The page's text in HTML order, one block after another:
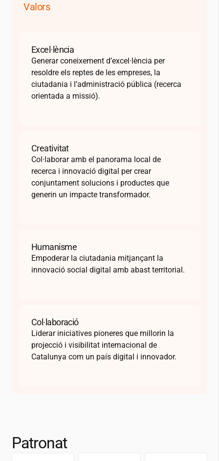
Valors
Excel·lència
Generar coneixement d’excel·lència per
resoldre els reptes de les empreses, la
ciutadania i l’administració pública (recerca
orientada a missió).
Creativitat
Col·laborar amb el panorama local de
recerca i innovació digital per crear
conjuntament solucions i productes que
generin un impacte transformador.
Humanisme
Empoderar la ciutadania mitjançant la
innovació social digital amb abast territorial.
Col·laboració
Liderar iniciatives pioneres que millorin la
projecció i visibilitat internacional de
Catalunya com un país digital i innovador.
Patronat